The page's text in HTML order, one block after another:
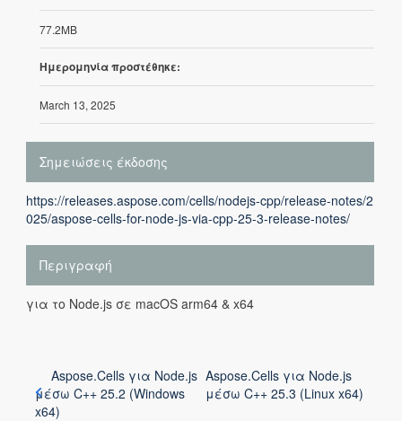
77.2MB
Ημερομηνία προστέθηκε:
March 13, 2025
Σημειώσεις έκδοσης
https://releases.aspose.com/cells/nodejs-cpp/release-notes/2
025/aspose-cells-for-node-js-via-cpp-25-3-release-notes/
Περιγραφή
για το Node.js σε macOS arm64 & x64
Aspose.Cells για Node.js
μέσω C++ 25.2 (Windows
x64)
Aspose.Cells για Node.js
μέσω C++ 25.3 (Linux x64)